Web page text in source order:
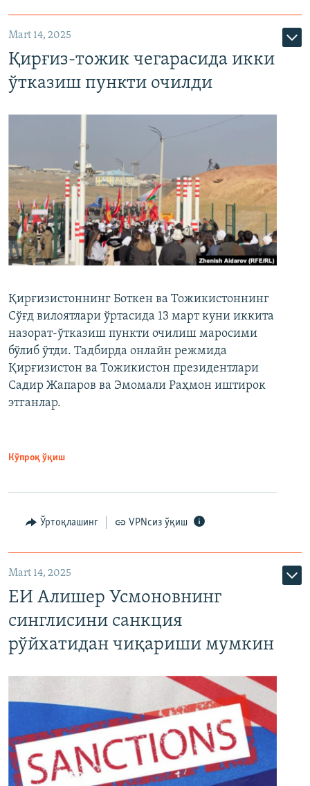
Mart 14, 2025
Қирғиз-тожик чегарасида икки
ўтказиш пункти очилди
Қирғизистоннинг Боткен ва Тожикистоннинг
Сўғд вилоятлари ўртасида 13 март куни иккита
назорат-ўтказиш пункти очилиш маросими
бўлиб ўтди. Тадбирда онлайн режмида
Қирғизистон ва Тожикистон президентлари
Садир Жапаров ва Эмомали Раҳмон иштирок
этганлар.
Кўпроқ ўқиш
Ўртоқлашинг VPNсиз ўқиш
Mart 14, 2025
ЕИ Алишер Усмоновнинг
синглисини санкция
рўйхатидан чиқариши мумкин